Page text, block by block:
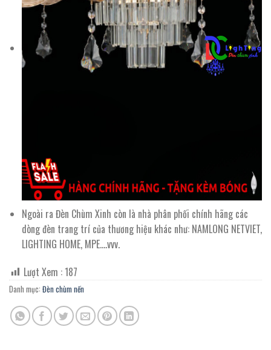
Ngoài ra Đèn Chùm Xinh còn là nhà phân phối chính hãng các
dòng đèn trang trí của thương hiệu khác như: NAMLONG NETVIET,
LIGHTING HOME, MPE….vvv.
Lượt Xem :187
Danh mục: Đèn chùm nến